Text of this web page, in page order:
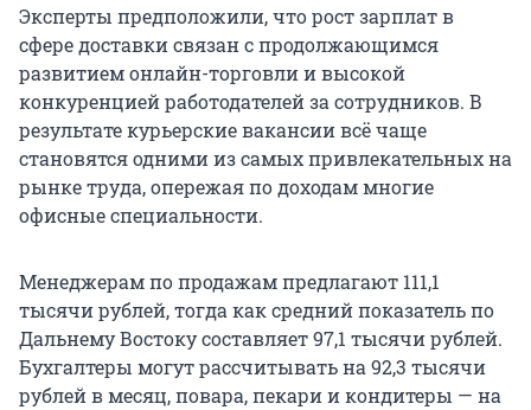
Эксперты предположили, что рост зарплат в
сфере доставки связан с продолжающимся
развитием онлайн-торговли и высокой
конкуренцией работодателей за сотрудников. В
результате курьерские вакансии всё чаще
становятся одними из самых привлекательных на
рынке труда, опережая по доходам многие
офисные специальности.
Менеджерам по продажам предлагают 111,1
тысячи рублей, тогда как средний показатель по
Дальнему Востоку составляет 97,1 тысячи рублей.
Бухгалтеры могут рассчитывать на 92,3 тысячи
рублей в месяц, повара, пекари и кондитеры — на